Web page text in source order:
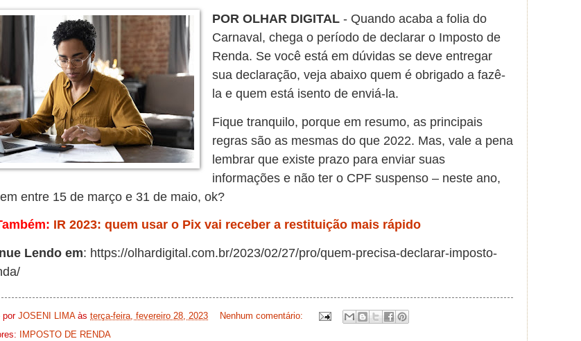
POR OLHAR DIGITAL - Quando acaba a folia do
Carnaval, chega o período de declarar o Imposto de
Renda. Se você está em dúvidas se deve entregar
sua declaração, veja abaixo quem é obrigado a fazê-
la e quem está isento de enviá-la.
Fique tranquilo, porque em resumo, as principais
regras são as mesmas do que 2022. Mas, vale a pena
lembrar que existe prazo para enviar suas
informações e não ter o CPF suspenso – neste ano,
entre 15 de março e 31 de maio, ok?
IR 2023: quem usar o Pix vai receber a restituição mais rápido
Lendo em: https://olhardigital.com.br/2023/02/27/pro/quem-precisa-declarar-imposto-
por JOSENI LIMA às terça-feira, fevereiro 28, 2023
Nenhum comentário:
IMPOSTO DE RENDA